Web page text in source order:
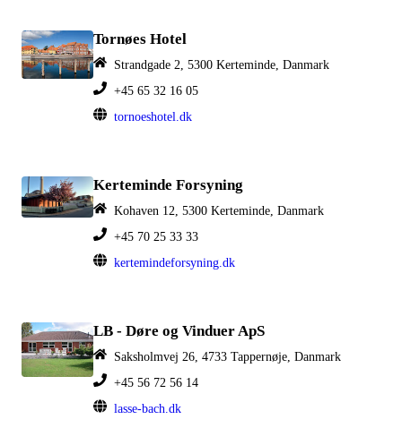
Tornøes Hotel
Strandgade 2, 5300 Kerteminde, Danmark
+45 65 32 16 05
tornoeshotel.dk
Kerteminde Forsyning
Kohaven 12, 5300 Kerteminde, Danmark
+45 70 25 33 33
kertemindeforsyning.dk
LB - Døre og Vinduer ApS
Saksholmvej 26, 4733 Tappernøje, Danmark
+45 56 72 56 14
lasse-bach.dk